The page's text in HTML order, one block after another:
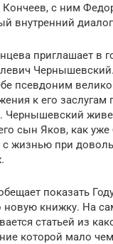
Кончеев, с ним
внутренний
приглашает в
псевдоним
к его заслугам
Чернышевский
сын Яков, как
с жизнью при
показать
новую книжку. На
статьей из
которой мало